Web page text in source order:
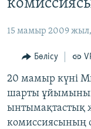
to
Navigation
Skip
to
Search
ҚАҢТАР ОҚИҒАСЫ
АДАМ
ӘЛЕУМЕТ
ӘЛЕМ
АРНАЙЫ
15 мамыр 2009 жыл,
Бөлісу
20 мамыр күні
шарты
ынтымақтастық
комиссиясының